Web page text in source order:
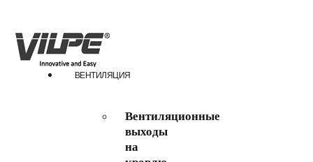
ВЕНТИЛЯЦИЯ
Вентиляционные
выходы
на